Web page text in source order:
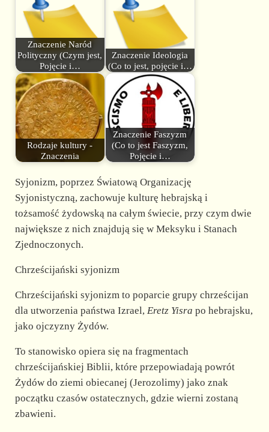
Znaczenie Naród
Polityczny (Czym jest,
Pojęcie i…
Znaczenie Ideologia
(Co to jest, pojęcie i…
Rodzaje kultury -
Znaczenia
Znaczenie Faszyzm
(Co to jest Faszyzm,
Pojęcie i…
Syjonizm, poprzez Światową Organizację
Syjonistyczną, zachowuje kulturę hebrajską i
tożsamość żydowską na całym świecie, przy czym dwie
największe z nich znajdują się w Meksyku i Stanach
Zjednoczonych.
Chrześcijański syjonizm
Chrześcijański syjonizm to poparcie grupy chrześcijan
dla utworzenia państwa Izrael, Eretz Yisra po hebrajsku,
jako ojczyzny Żydów.
To stanowisko opiera się na fragmentach
chrześcijańskiej Biblii, które przepowiadają powrót
Żydów do ziemi obiecanej (Jerozolimy) jako znak
początku czasów ostatecznych, gdzie wierni zostaną
zbawieni.